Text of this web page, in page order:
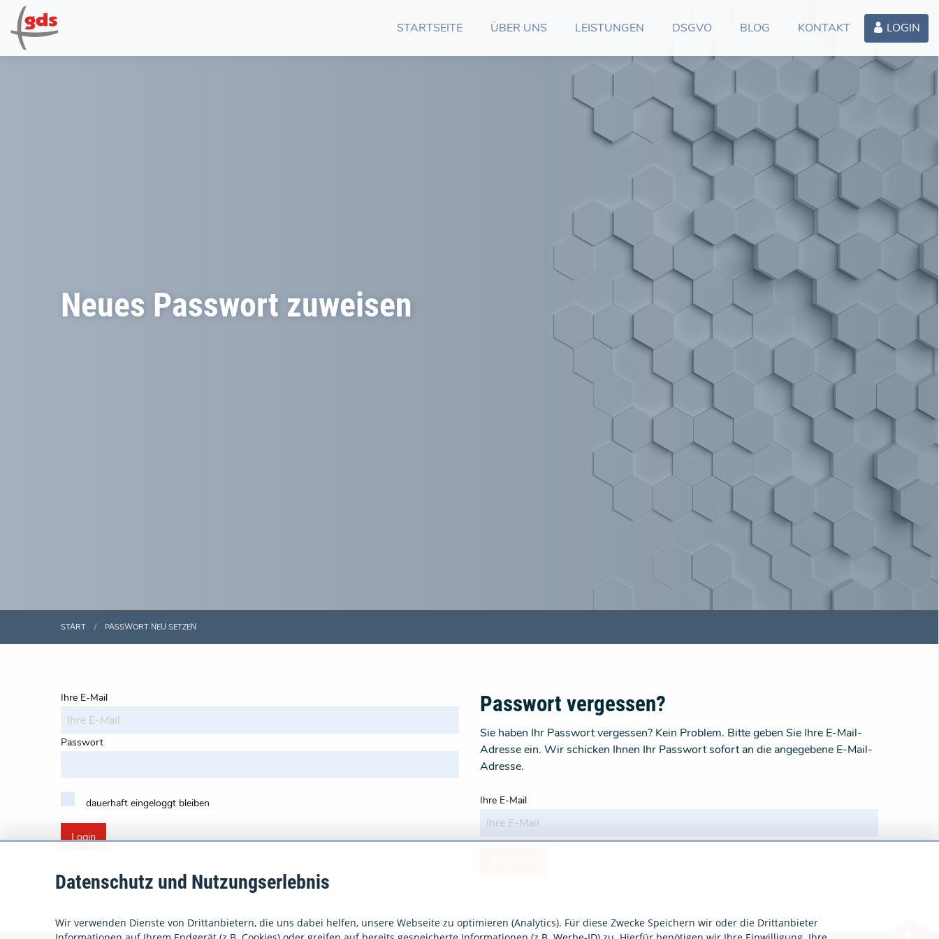
STARTSEITE ÜBER UNS LEISTUNGEN DSGVO BLOG KONTAKT LOGIN
Neues Passwort zuweisen
START PASSWORT NEU SETZEN
Ihre E-Mail
Passwort
dauerhaft eingeloggt bleiben
Login
Passwort vergessen?
Sie haben Ihr Passwort vergessen? Kein Problem. Bitte geben Sie Ihre E-Mail-
Adresse ein. Wir schicken Ihnen Ihr Passwort sofort an die angegebene E-Mail-
Adresse.
Ihre E-Mail
Datenschutz und Nutzungserlebnis
Wir verwenden Dienste von Drittanbietern, die uns dabei helfen, unsere Webseite zu optimieren (Analytics). Für diese Zwecke Speichern wir oder die Drittanbieter